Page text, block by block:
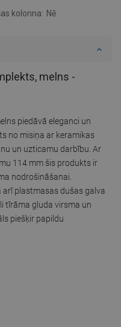
kolonna: Nē
melns -
piedāvā eleganci un
no misiņa ar keramikas
un uzticamu darbību. Ar
114 mm šis produkts ir
nodrošināšanai.
arī plastmasas dušas galva
tīrāma gluda virsma un
piešķir papildu